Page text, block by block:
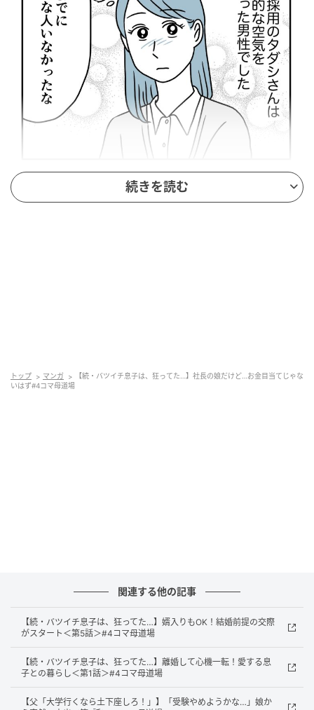
出典：select.mamastar.jp 続きを読む
トップ マンガ
【続・バツイチ息子は、狂ってた…】社長の娘だけど…お金目当てじゃな
いはず#4コマ母道場
関連する他の記事
【続・バツイチ息子は、狂ってた…】婿入りもOK！結婚前提の交際
がスタート＜第5話＞#4コマ母道場
【続・バツイチ息子は、狂ってた…】離婚して心機一転！愛する息
子との暮らし＜第1話＞#4コマ母道場
【父「大学行くなら土下座しろ！」】「受験やめようかな…」娘か